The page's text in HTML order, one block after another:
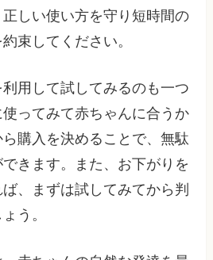
しい使い方を守り短時間の
束してください。
用して試してみるのも一つ
ってみて赤ちゃんに合うか
購入を決めることで、無駄
きます。また、お下がりを
、まずは試してみてから判
う。